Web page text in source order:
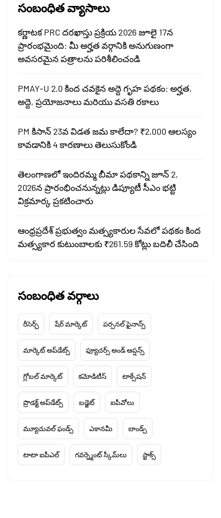
సంబంధిత వ్యాసాలు
కర్ణాటక PRC దరఖాస్తు ప్రక్రియ 2026 జూలై 17న
ప్రారంభమైంది: మీ అర్హత వర్గానికి అనుగుణంగా
అవసరమైన పత్రాలను పరిశీలించండి
PMAY-U 2.0 కింద చవకైన అద్దె గృహ పథకం: అర్హత,
అద్దె, ప్రయోజనాలు మరియు వసతి రకాలు
PM కిసాన్ 23వ విడత జమ కాలేదా? ₹2,000 ఆలస్యం
కావడానికి 4 కారణాలు తెలుసుకోండి
తెలంగాణలో ఇందిరమ్మ బీమా పథకాన్ని జూన్ 2,
2026న ప్రారంభించనున్నట్లు డిప్యూటీ సీఎం భట్టి
విక్రమార్క ప్రకటించారు
ఆంధ్రప్రదేశ్ ప్రభుత్వం మత్స్యకారుల సేవలో పథకం కింద
మత్స్యకార కుటుంబాలకు ₹261.59 కోట్లు బదిలీ చేసింది
సంబంధిత వర్గాలు
రీసెర్చ్ షేర్ మార్కెట్ పర్సనల్ ఫైనాన్స్
మార్కెట్ అప్‌డేట్స్ ఫ్యూచర్స్ అండ్ ఆప్షన్స్
గ్లోబల్ మార్కెట్ కమోడిటీస్ టాక్సేషన్
ప్రొడక్ట్ అప్‌డేట్స్ బడ్జెట్ ఐపీవోలు
మ్యూచువల్ ఫండ్స్ ఎకానమీ బాండ్స్
టాటా ఐపీఎల్ గవర్న్మెంట్ స్కీమ్‌లు స్టాక్స్